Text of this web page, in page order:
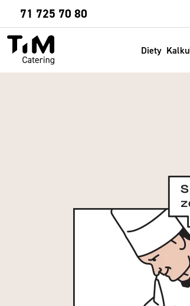
71 725 70 80
Diety
Sprawdź